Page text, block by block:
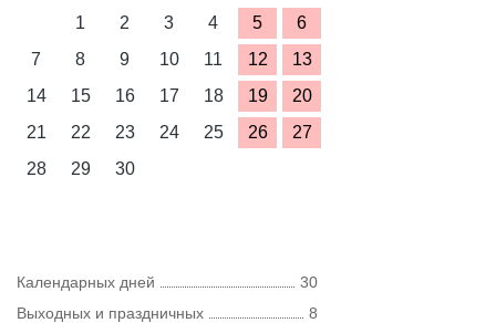
1
2 3 4 5
6
7
8 9 10 11 12
13
14
15 16 17 18 19
20
21
22 23 24 25 26
27
28
29 30
Календарных дней
30
Выходных и праздничных
8